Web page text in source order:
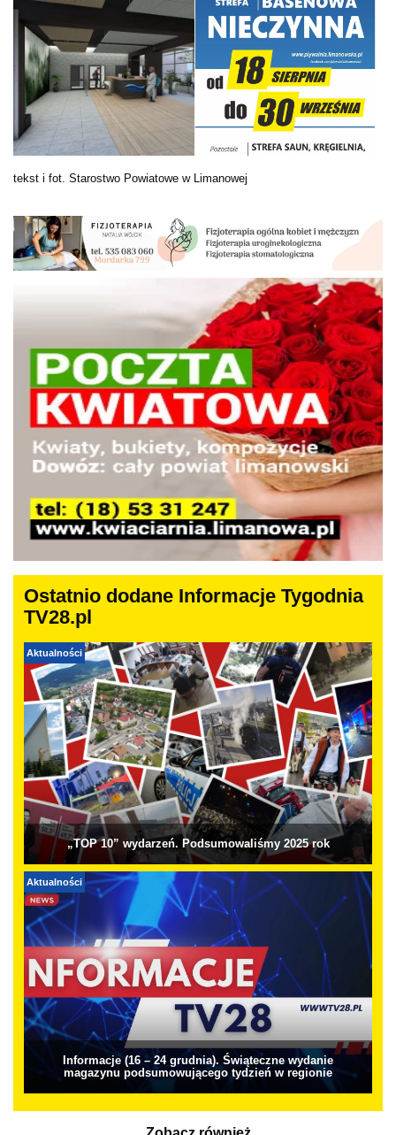
tekst i fot. Starostwo Powiatowe w Limanowej
Ostatnio dodane Informacje Tygodnia
TV28.pl
Aktualności
„TOP 10” wydarzeń. Podsumowaliśmy 2025 rok
Aktualności
Informacje (16 – 24 grudnia). Świąteczne wydanie
magazynu podsumowującego tydzień w regionie